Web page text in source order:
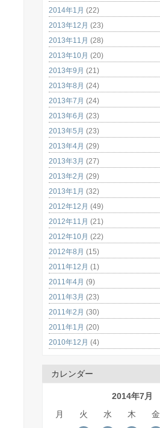
2014年1月 (22)
2013年12月 (23)
2013年11月 (28)
2013年10月 (20)
2013年9月 (21)
2013年8月 (24)
2013年7月 (24)
2013年6月 (23)
2013年5月 (23)
2013年4月 (29)
2013年3月 (27)
2013年2月 (29)
2013年1月 (32)
2012年12月 (49)
2012年11月 (21)
2012年10月 (22)
2012年8月 (15)
2011年12月 (1)
2011年4月 (9)
2011年3月 (23)
2011年2月 (30)
2011年1月 (20)
2010年12月 (4)
カレンダー
2014年7月
月
火 水 木 金